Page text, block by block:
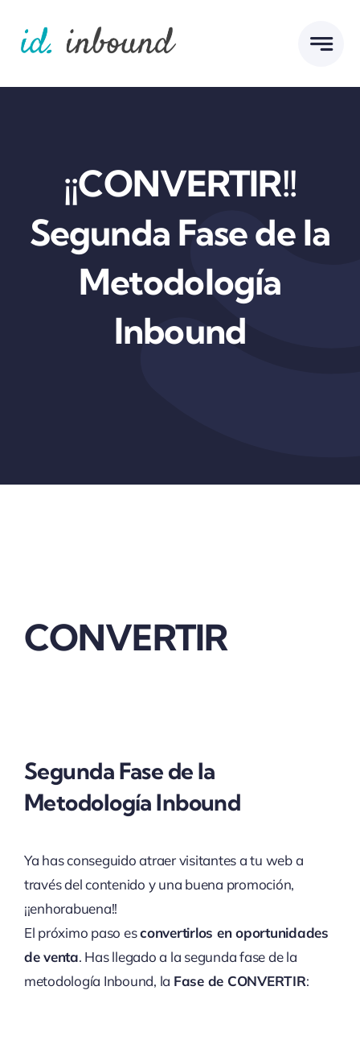
content
¡¡CONVERTIR!!
Segunda Fase de la
Metodología
Inbound
CONVERTIR
Segunda Fase de la
Metodología Inbound
Ya has conseguido atraer visitantes a tu web a
través del contenido y una buena promoción,
¡¡enhorabuena!!
El próximo paso esconvertirlos en oportunidades
de venta. Has llegado a la segunda fase de la
metodología Inbound, la Fase de CONVERTIR: